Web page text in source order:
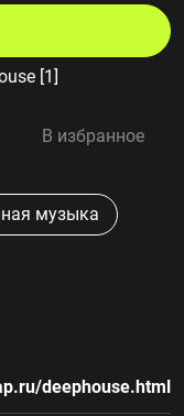
[1]
В избранное
музыка
deephouse.html